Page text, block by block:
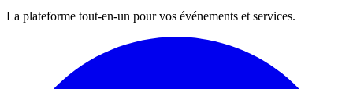
La plateforme tout-en-un pour vos événements et services.